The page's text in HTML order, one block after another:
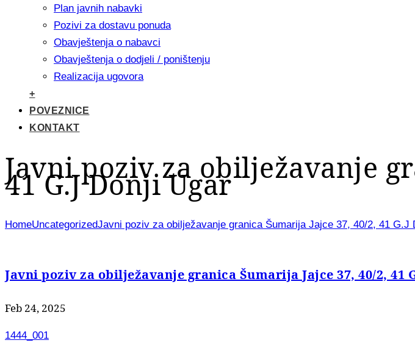
Plan javnih nabavki
Pozivi za dostavu ponuda
Obavještenja o nabavci
Obavještenja o dodjeli / poništenju
Realizacija ugovora
+
POVEZNICE
KONTAKT
Javni poziv za obilježavanje
41 G.J Donji Ugar
HomeUncategorizedJavni poziv za obilježavanje granica Šumarija Jajce 37, 40/2, 41 G.J
Javni poziv za obilježavanje granica Šumarija Jajce 37, 40/2, 41
Feb 24, 2025
1444_001